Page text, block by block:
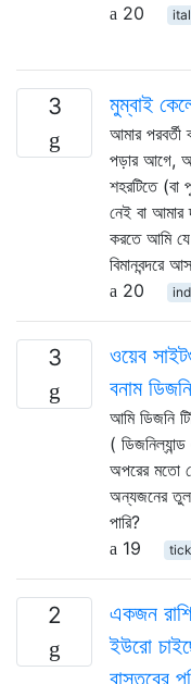
20
3 মুম্বাই
আমার
পড়ার আগে,
শহরটিতে (বা
নেই বা আমার
করতে আমি
বিমানবন্দরে
20
3
ওয়েব
বনাম ডিজনি
আমি ডিজনি
(
অপরের মতো
অন্যজনের
পারি?
19
2
একজন
ইউরো
বাস্তবের